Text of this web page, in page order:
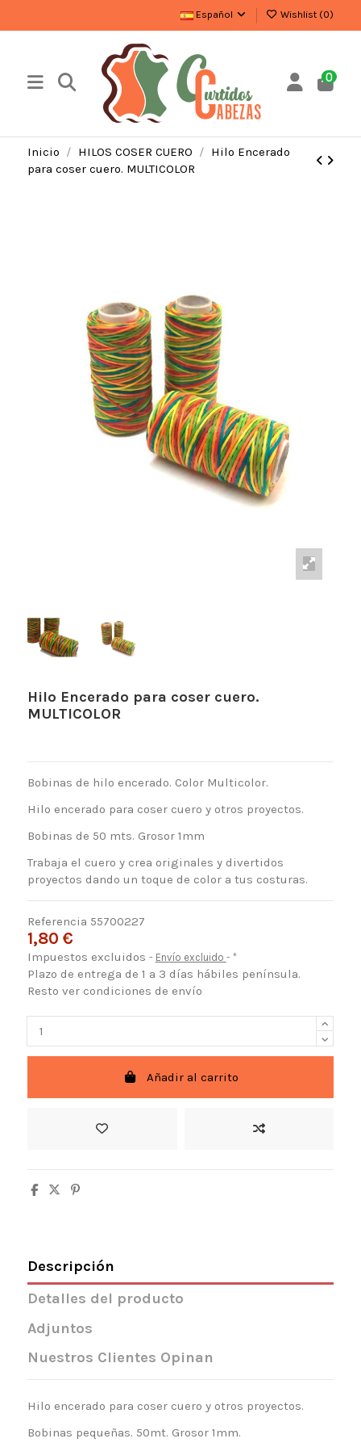
Español Wishlist (0)
0
Inicio HILOS COSER CUERO
Hilo Encerado
para coser cuero. MULTICOLOR
Hilo Encerado para coser cuero.
MULTICOLOR
Bobinas de hilo encerado. Color Multicolor.
Hilo encerado para coser cuero y otros proyectos.
Bobinas de 50 mts. Grosor 1mm
Trabaja el cuero y crea originales y divertidos
proyectos dando un toque de color a tus costuras.
Referencia 55700227
1,80 €
Impuestos excluidos Envío excluido *
Plazo de entrega de 1 a 3 días hábiles península.
Resto ver condiciones de envío
Añadir al carrito
Descripción
Detalles del producto
Adjuntos
Nuestros Clientes Opinan
Hilo encerado para coser cuero y otros proyectos.
Bobinas pequeñas. 50mt. Grosor 1mm.